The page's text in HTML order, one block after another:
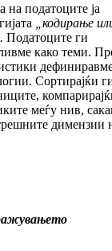
на податоците ја
кодирање
Податоците ги
како теми.
Сортирајќи
меѓу нив,
димензии